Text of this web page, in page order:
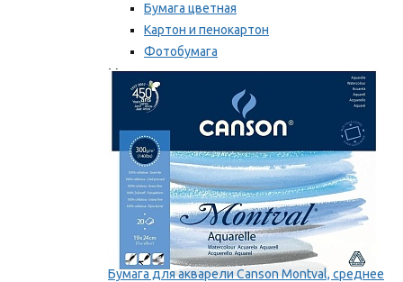
Бумага цветная
Картон и пенокартон
Фотобумага
Мы рекомендуем
Бумага для акварели Canson Montval, среднее